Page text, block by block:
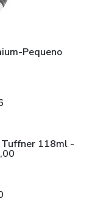
Pequeno
Tuffner 118ml -